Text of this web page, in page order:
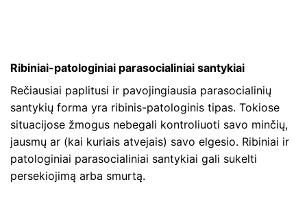
Ribiniai-patologiniai parasocialiniai santykiai
Rečiausiai paplitusi ir pavojingiausia parasocialinių
santykių forma yra ribinis-patologinis tipas. Tokiose
situacijose žmogus nebegali kontroliuoti savo minčių,
jausmų ar (kai kuriais atvejais) savo elgesio. Ribiniai ir
patologiniai parasocialiniai santykiai gali sukelti
persekiojimą arba smurtą.